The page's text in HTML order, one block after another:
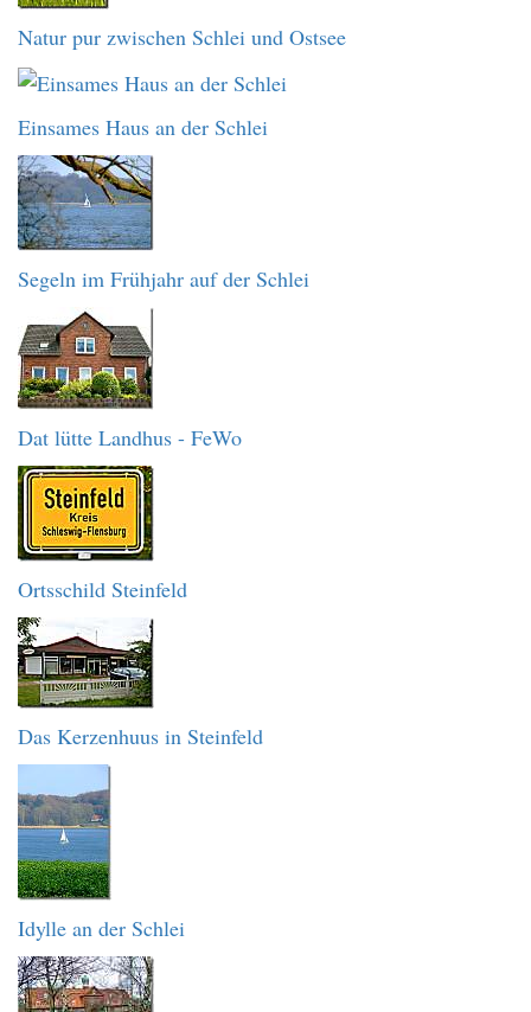
Natur pur zwischen Schlei und Ostsee
Einsames Haus an der Schlei
Segeln im Frühjahr auf der Schlei
Dat lütte Landhus - FeWo
Ortsschild Steinfeld
Das Kerzenhuus in Steinfeld
Idylle an der Schlei